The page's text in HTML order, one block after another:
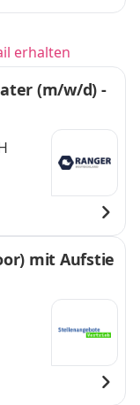
erhalten
(m/w/d) -
mit Aufstie